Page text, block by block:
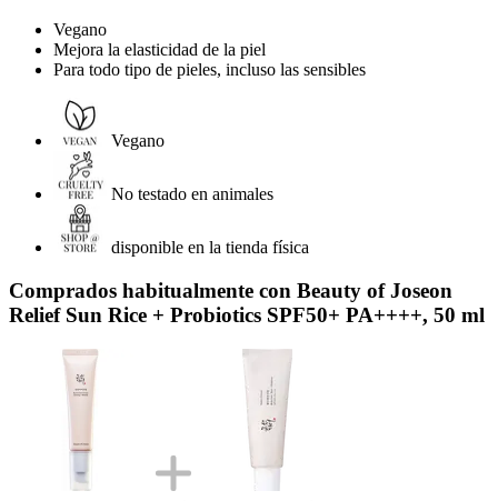
Vegano
Mejora la elasticidad de la piel
Para todo tipo de pieles, incluso las sensibles
Vegano
No testado en animales
disponible en la tienda física
Comprados habitualmente con Beauty of Joseon
Relief Sun Rice + Probiotics SPF50+ PA++++, 50 ml